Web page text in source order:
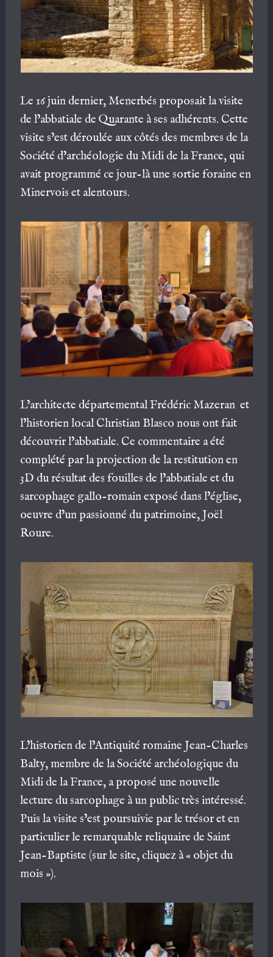
Le 16 juin dernier, Menerbés proposait la visite
de l’abbatiale de Quarante à ses adhérents. Cette
visite s’est déroulée aux côtés des membres de la
Société d’archéologie du Midi de la France, qui
avait programmé ce jour-là une sortie foraine en
Minervois et alentours.
L’architecte départemental Frédéric Mazeran et
l’historien local Christian Blasco nous ont fait
découvrir l’abbatiale. Ce commentaire a été
complété par la projection de la restitution en
3D du résultat des fouilles de l’abbatiale et du
sarcophage gallo-romain exposé dans l’église,
oeuvre d’un passionné du patrimoine, Joël
Roure.
L’historien de l’Antiquité romaine Jean-Charles
Balty, membre de la Société archéologique du
Midi de la France, a proposé une nouvelle
lecture du sarcophage à un public très intéressé.
Puis la visite s’est poursuivie par le trésor et en
particulier le remarquable reliquaire de Saint
Jean-Baptiste (sur le site, cliquez à « objet du
mois »).